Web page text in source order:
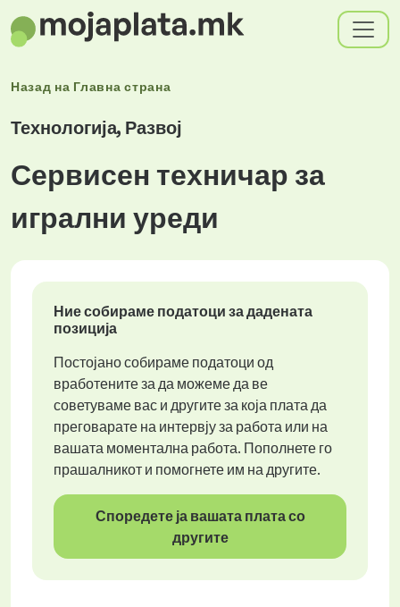
Назад на Главна страна
Технологија, Развој
Сервисен техничар за
игрални уреди
Ние собираме податоци за дадената
позиција
Постојано собираме податоци од
вработените за да можеме да ве
советуваме вас и другите за која плата да
преговарате на интервју за работа или на
вашата моментална работа. Пополнете го
прашалникот и помогнете им на другите.
Споредете ја вашата плата со
другите